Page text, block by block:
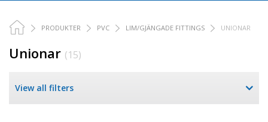
PRODUKTER PVC LIM/GJÄNGADE FITTINGS UNIONAR
Unionar (15)
View all filters